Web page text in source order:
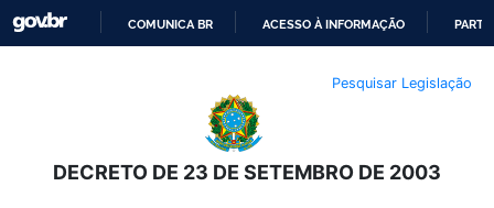
O
CONTEÚDO
COMUNICA BR ACESSO À INFORMAÇÃO
Pesquisar Legislação
DECRETO DE 23 DE SETEMBRO DE 2003